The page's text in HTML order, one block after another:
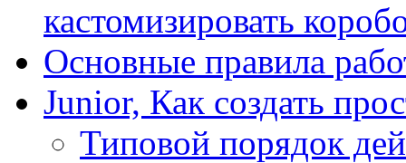
кастомизировать
Основные правила
Junior, Как создать
Типовой порядок